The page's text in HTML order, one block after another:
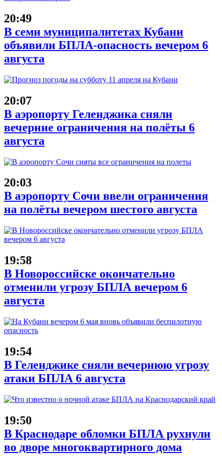
20:49
В семи муниципалитетах Кубани
объявили БПЛА-опасность вечером 6
августа
20:07
В аэропорту Геленджика сняли
вечерние ограничения на полёты 6
августа
20:03
В аэропорту Сочи ввели ограничения
на полёты вечером шестого августа
19:58
В Новороссийске окончательно
отменили угрозу БПЛА вечером 6
августа
19:54
В Геленджике сняли вечернюю угрозу
атаки БПЛА 6 августа
19:50
В Краснодаре обломки БПЛА рухнули
во дворе многоквартирного дома